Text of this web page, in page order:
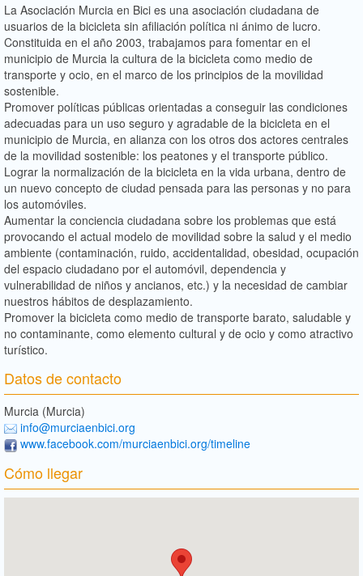
La Asociación Murcia en Bici es una asociación ciudadana de
usuarios de la bicicleta sin afiliación política ni ánimo de lucro.
Constituida en el año 2003, trabajamos para fomentar en el
municipio de Murcia la cultura de la bicicleta como medio de
transporte y ocio, en el marco de los principios de la movilidad
sostenible.
Promover políticas públicas orientadas a conseguir las condiciones
adecuadas para un uso seguro y agradable de la bicicleta en el
municipio de Murcia, en alianza con los otros dos actores centrales
de la movilidad sostenible: los peatones y el transporte público.
Lograr la normalización de la bicicleta en la vida urbana, dentro de
un nuevo concepto de ciudad pensada para las personas y no para
los automóviles.
Aumentar la conciencia ciudadana sobre los problemas que está
provocando el actual modelo de movilidad sobre la salud y el medio
ambiente (contaminación, ruido, accidentalidad, obesidad, ocupación
del espacio ciudadano por el automóvil, dependencia y
vulnerabilidad de niños y ancianos, etc.) y la necesidad de cambiar
nuestros hábitos de desplazamiento.
Promover la bicicleta como medio de transporte barato, saludable y
no contaminante, como elemento cultural y de ocio y como atractivo
turístico.
Datos de contacto
Murcia (Murcia)
info@murciaenbici.org
www.facebook.com/murciaenbici.org/timeline
Cómo llegar